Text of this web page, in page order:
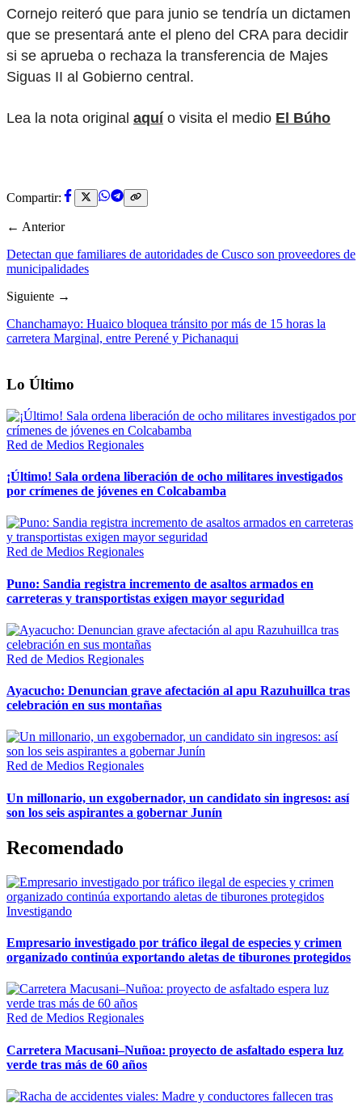
Cornejo reiteró que para junio se tendría un dictamen
que se presentará ante el pleno del CRA para decidir
si se aprueba o rechaza la transferencia de Majes
Siguas II al Gobierno central.
Lea la nota original aquío visita el medio El Búho
Compartir:
← Anterior
Detectan que familiares de autoridades de Cusco son proveedores de
municipalidades
Siguiente →
Chanchamayo: Huaico bloquea tránsito por más de 15 horas la
carretera Marginal, entre Perené y Pichanaqui
Lo Último
Red de Medios Regionales
¡Último! Sala ordena liberación de ocho militares investigados
por crímenes de jóvenes en Colcabamba
Red de Medios Regionales
Puno: Sandia registra incremento de asaltos armados en
carreteras y transportistas exigen mayor seguridad
Red de Medios Regionales
Ayacucho: Denuncian grave afectación al apu Razuhuillca tras
celebración en sus montañas
Red de Medios Regionales
Un millonario, un exgobernador, un candidato sin ingresos: así
son los seis aspirantes a gobernar Junín
Recomendado
Investigando
Empresario investigado por tráfico ilegal de especies y crimen
organizado continúa exportando aletas de tiburones protegidos
Red de Medios Regionales
Carretera Macusani–Nuñoa: proyecto de asfaltado espera luz
verde tras más de 60 años